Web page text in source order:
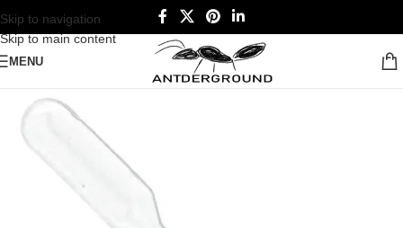
Skip to navigation
Skip to main content
MENU